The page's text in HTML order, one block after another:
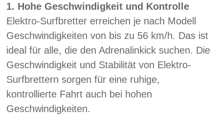
1. Hohe Geschwindigkeit und Kontrolle
Elektro-Surfbretter erreichen je nach Modell
Geschwindigkeiten von bis zu 56 km/h. Das ist
ideal für alle, die den Adrenalinkick suchen. Die
Geschwindigkeit und Stabilität von Elektro-
Surfbrettern sorgen für eine ruhige,
kontrollierte Fahrt auch bei hohen
Geschwindigkeiten.